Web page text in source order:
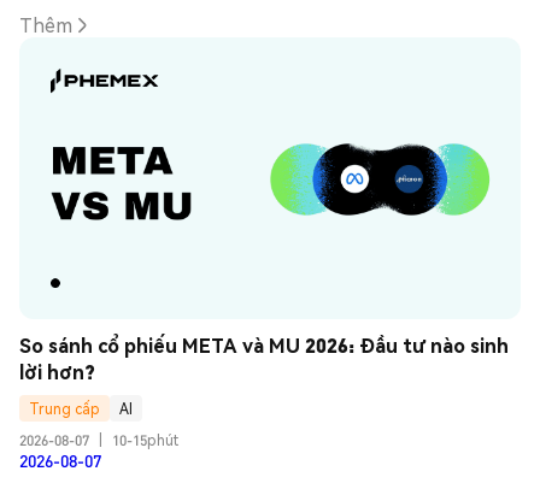
Thêm
So sánh cổ phiếu META và MU 2026: Đầu tư nào sinh
lời hơn?
Trung cấp
AI
2026-08-07
10-15phút
2026-08-07